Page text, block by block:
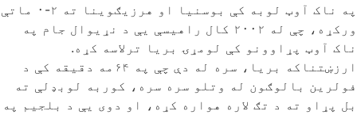
په ناک آوټ لوبه کې بوسنیا او هرزیګوینا ته ۲-۰ ماتې
ورکړه، چې له ۲۰۰۲ کال راهیسې یې د نړیوال جام په
ناک آوټ پړاوونو کې لومړۍ بریا ترلاسه کړه.
ارزښتناکه بریا، سره له دې چې په ۶۴مه دقیقه کې د
فولرین بالوګون له وتلو سره سره، کوربه لوبډلې ته
بل پړاو ته د تګ لاره هواره کړه، او دوی یې د بلجیم په